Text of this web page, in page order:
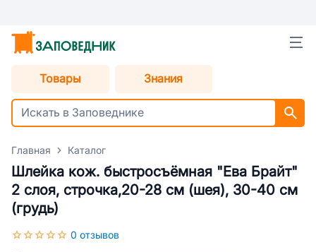
Товары Знания
Главная Каталог
Шлейка кож. быстросъёмная "Ева Брайт"
2 слоя, строчка,20-28 см (шея), 30-40 см
(грудь)
0 отзывов